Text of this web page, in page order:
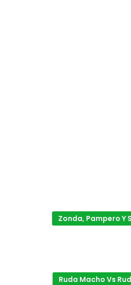
Zonda, Pampero Y
Ruda Macho Vs